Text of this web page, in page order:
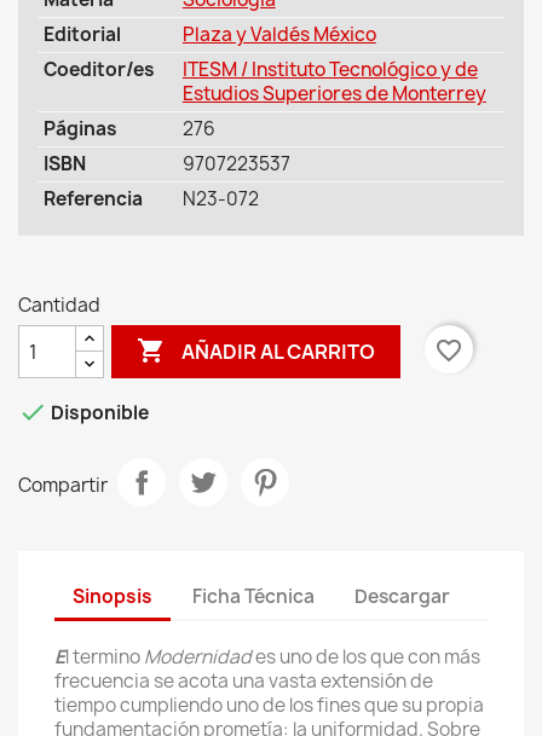
Editorial
Plaza y Valdés México
Coeditor/es
ITESM / Instituto Tecnológico y de
Estudios Superiores de Monterrey
Páginas
276
ISBN
9707223537
Referencia
N23-072
Cantidad
 AÑADIR AL CARRITO favorite_border
 Disponible
Compartir
Sinopsis Ficha Técnica Descargar
El terminoModernidades uno de los que con más
frecuencia se acota una vasta extensión de
tiempo cumpliendo uno de los fines que su propia
fundamentación prometía: la uniformidad. Sobre